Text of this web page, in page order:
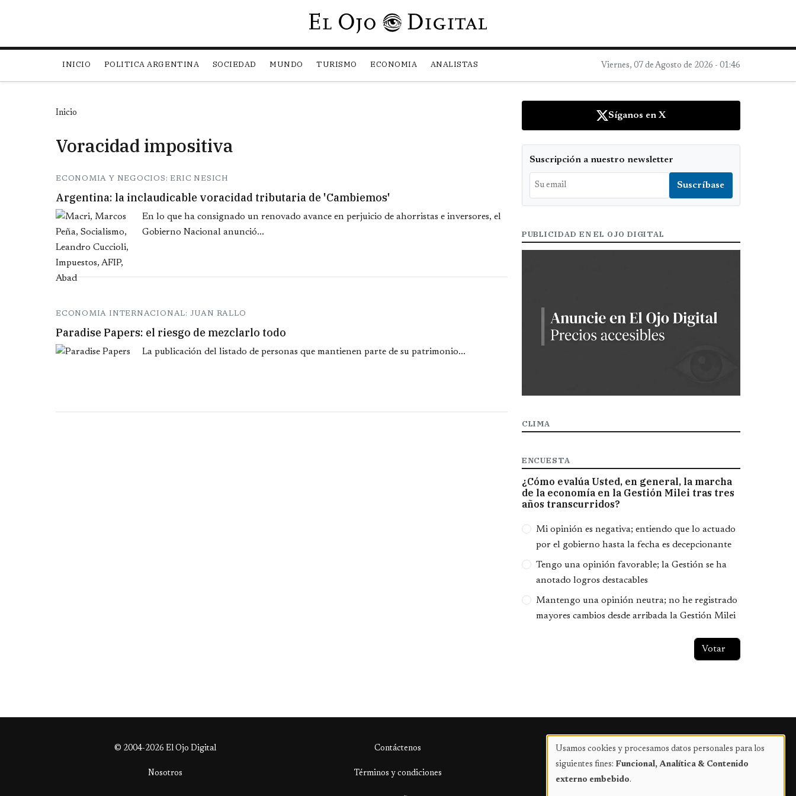
Pasar al contenido principal
INICIO POLITICA ARGENTINA SOCIEDAD MUNDO TURISMO ECONOMIA ANALISTAS Viernes, 07 de Agosto de 2026 - 01:46
Inicio
Voracidad impositiva
ECONOMIA Y NEGOCIOS: ERIC NESICH
Argentina: la inclaudicable voracidad tributaria de 'Cambiemos'
En lo que ha consignado un renovado avance en perjuicio de ahorristas e inversores, el
Gobierno Nacional anunció...
ECONOMIA INTERNACIONAL: JUAN RALLO
Paradise Papers: el riesgo de mezclarlo todo
La publicación del listado de personas que mantienen parte de su patrimonio...
Síganos en X
Suscripción a nuestro newsletter
PUBLICIDAD EN EL OJO DIGITAL
CLIMA
ENCUESTA
¿Cómo evalúa Usted, en general, la marcha
de la economía en la Gestión Milei tras tres
años transcurridos?
Opciones
Mi opinión es negativa; entiendo que lo actuado
por el gobierno hasta la fecha es decepcionante
Tengo una opinión favorable; la Gestión se ha
anotado logros destacables
Mantengo una opinión neutra; no he registrado
mayores cambios desde arribada la Gestión Milei
© 2004-2026 El Ojo Digital Contáctenos Publicidad
Nosotros Términos y condiciones
Uso
de
Usamos cookies y procesamos datos personales para los
siguientes fines: Funcional, Analítica & Contenido
externo embebido.